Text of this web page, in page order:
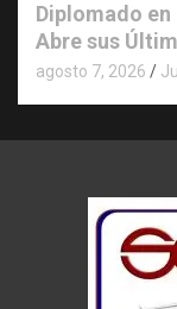
Diplomado
Abre sus
agosto 7, 2026